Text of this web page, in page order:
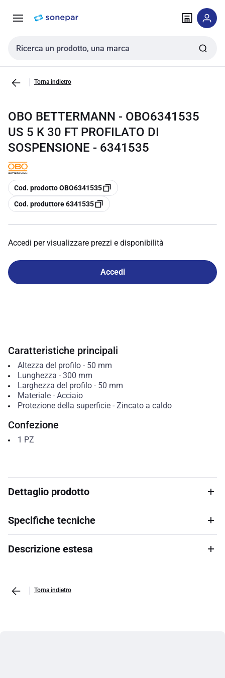
navigazione alla
Cerca input
Torna indietro
OBO BETTERMANN - OBO6341535
US 5 K 30 FT PROFILATO DI
SOSPENSIONE - 6341535
copia
Cod. prodotto OBO6341535
copia
Cod. produttore 6341535
Accedi per visualizzare prezzi e disponibilità
Accedi
Caratteristiche principali
Altezza del profilo- 50 mm
Lunghezza - 300 mm
Larghezza del profilo- 50 mm
Materiale- Acciaio
Protezione della superficie- Zincato a caldo
Confezione
1 PZ
Dettaglio prodotto
Specifiche tecniche
Descrizione estesa
Torna indietro